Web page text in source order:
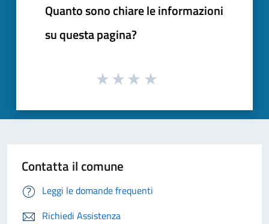
Quanto sono chiare le informazioni
su questa pagina?
Contatta il comune
Leggi le domande frequenti
Richiedi Assistenza